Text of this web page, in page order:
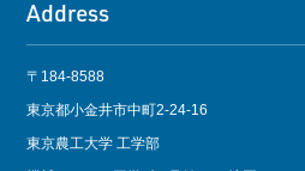
Address
〒184-8588
東京都小金井市中町2-24-16
東京農工大学 工学部